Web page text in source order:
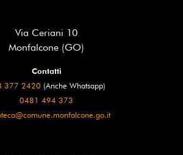
Via Ceriani 10
Monfalcone (GO)
Contatti
377 2420 (Anche Whatsapp)
0481 494 373